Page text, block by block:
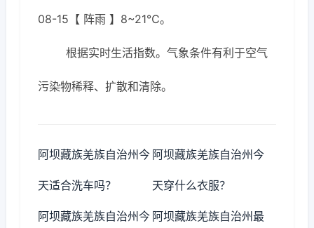
08-15【 阵雨 】8~21℃。
根据实时生活指数。气象条件有利于空气
污染物稀释、扩散和清除。
阿坝藏族羌族自治州今
天适合洗车吗？
阿坝藏族羌族自治州今
天穿什么衣服？
阿坝藏族羌族自治州今 阿坝藏族羌族自治州最